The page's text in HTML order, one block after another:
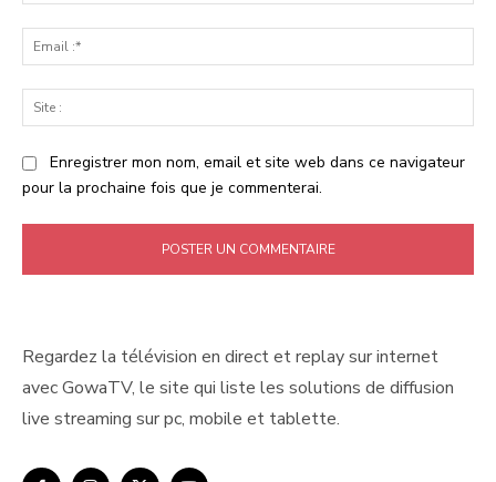
:*
:
Enregistrer mon nom, email et site web dans ce navigateur
pour la prochaine fois que je commenterai.
Regardez la télévision en direct et replay sur internet
avec GowaTV, le site qui liste les solutions de diffusion
live streaming sur pc, mobile et tablette.